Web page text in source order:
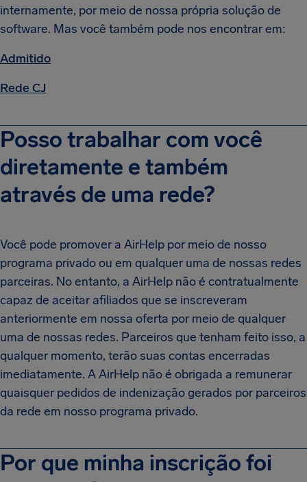
internamente, por meio de nossa própria solução de
software. Mas você também pode nos encontrar em:
Admitido
Rede CJ
Posso trabalhar com você
diretamente e também
através de uma rede?
Você pode promover a AirHelp por meio de nosso
programa privado ou em qualquer uma de nossas redes
parceiras. No entanto, a AirHelp não é contratualmente
capaz de aceitar afiliados que se inscreveram
anteriormente em nossa oferta por meio de qualquer
uma de nossas redes. Parceiros que tenham feito isso, a
qualquer momento, terão suas contas encerradas
imediatamente. A AirHelp não é obrigada a remunerar
quaisquer pedidos de indenização gerados por parceiros
da rede em nosso programa privado.
Por que minha inscrição foi